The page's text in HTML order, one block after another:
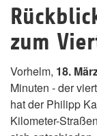
zum
Vorhelm, 18.
Minuten - der
hat der Philipp
Kilometer-